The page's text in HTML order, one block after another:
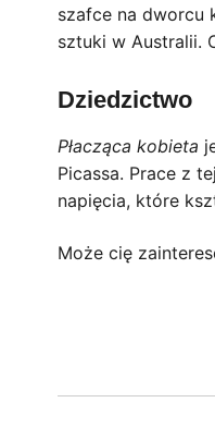
szafce na dworcu
sztuki w Australii.
Dziedzictwo
Płacząca kobieta
Picassa. Prace z
napięcia, które
Może cię